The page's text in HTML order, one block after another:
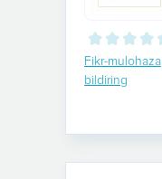
Fikr-mulohaza
bildiring